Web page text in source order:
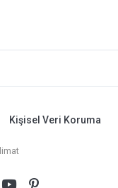
Kişisel Veri Koruma